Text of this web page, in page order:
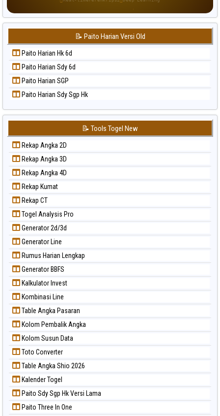
Paito Warna Sydney
Paito Warna Sydney Lottery
Paito Warna Sydney Lottery 6d
Paito Warna Sydney Lotto
Paito Warna Sydney Pools 6d
Paito Warna Taipei
📝 Paito Harian Versi Old
Paito Harian Hk 6d
Paito Harian Sdy 6d
Paito Harian SGP
Paito Harian Sdy Sgp Hk
📝 Tools Togel New
Rekap Angka 2D
Rekap Angka 3D
Rekap Angka 4D
Rekap Kumat
Rekap CT
Togel Analysis Pro
Generator 2d/3d
Generator Line
Rumus Harian Lengkap
Generator BBFS
Kalkulator Invest
Kombinasi Line
Table Angka Pasaran
Kolom Pembalik Angka
Kolom Susun Data
Toto Converter
Table Angka Shio 2026
Kalender Togel
Paito Sdy Sgp Hk Versi Lama
Paito Three In One